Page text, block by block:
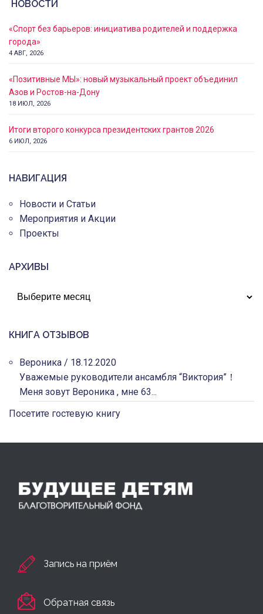
НОВОСТИ
«Спорт без барьеров: инициатива родителей и поддержка
города»
4 АВГ, 2026
«Позитивные МЫ»: новый музыкальный проект объединил
Азов и Ростов-на-Дону
18 ИЮЛ, 2026
Итоги второго конкурса президентских грантов 2026
6 ИЮЛ, 2026
НАВИГАЦИЯ
Новости и Статьи
Мероприятия и Акции
Проекты
АРХИВЫ
АРХИВЫ
КНИГА ОТЗЫВОВ
Вероника / 18.12.2020
Уважемые руководители ансамбля “Виктория”！
Меня зовут Вероника , мне 63...
Посетите гостевую книгу
Запись на приём
Обратная связь